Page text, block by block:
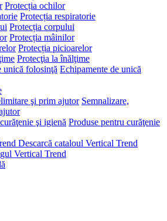
Protecția ochilor
Protecția respiratorie
Protecția corpului
Protecția mâinilor
Protecția picioarelor
Protecţia la înălţime
Echipamente de unică
Semnalizare,
Produse pentru curăţenie
Descarcă cataloul Vertical Trend